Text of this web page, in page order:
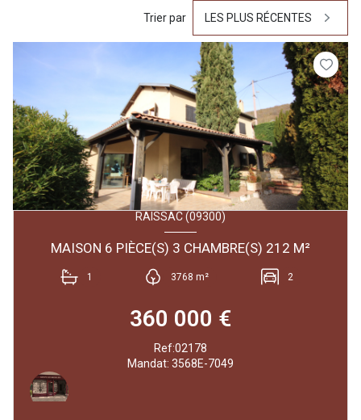
Trier par LES PLUS RÉCENTES
RAISSAC (09300)
MAISON 6 PIÈCE(S) 3 CHAMBRE(S) 212 M²
1 3768 m² 2
360 000 €
Ref:02178
Mandat: 3568E-7049